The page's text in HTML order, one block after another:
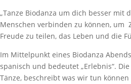
„Tanze Biodanza um dich besser mit
Menschen verbinden zu können, um
Freude zu teilen, das Leben und die
Im Mittelpunkt eines Biodanza
spanisch und bedeutet „Erlebnis“.
Tänze, beschreibt was wir tun